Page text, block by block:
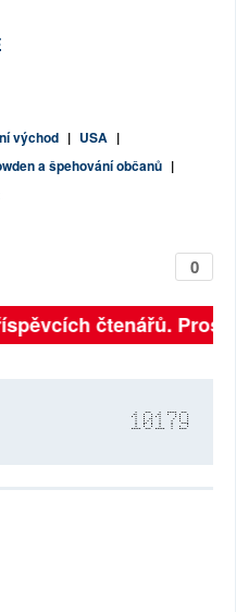
východ | USA |
a špehování občanů |
0
čtenářů.
10179